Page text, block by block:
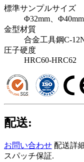
標準サンプルサイズ
Φ32mm、Φ40mm
金型材質
合金工具鋼C-
圧子硬度
HRC60-HRC62
配送:
お問い合わせ 配送詳
スパッチ保証.